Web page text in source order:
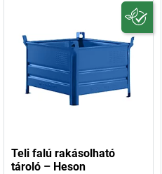
Teli falú rakásolható
tároló – Heson